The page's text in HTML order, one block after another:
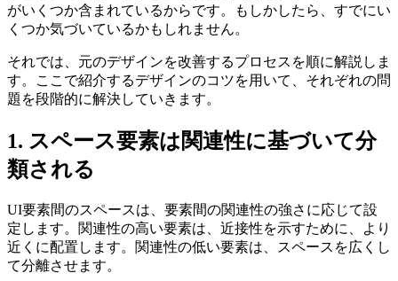
がいくつか含まれているからです。もしかしたら、すでにい
くつか気づいているかもしれません。
それでは、元のデザインを改善するプロセスを順に解説しま
す。ここで紹介するデザインのコツを用いて、それぞれの問
題を段階的に解決していきます。
1. スペース要素は関連性に基づいて分
類される
UI要素間のスペースは、要素間の関連性の強さに応じて設
定します。関連性の高い要素は、近接性を示すために、より
近くに配置します。関連性の低い要素は、スペースを広くし
て分離させます。